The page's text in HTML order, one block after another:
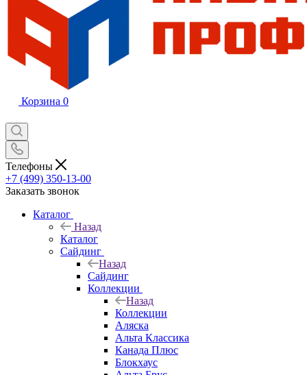
Корзина 0
Телефоны
+7 (499) 350-13-00
Заказать звонок
Каталог
Назад
Каталог
Сайдинг
Назад
Сайдинг
Коллекции
Назад
Коллекции
Аляска
Альта Классика
Канада Плюс
Блокхаус